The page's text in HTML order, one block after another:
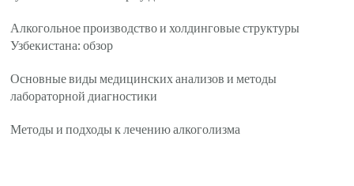
Алкогольное производство и холдинговые структуры
Узбекистана: обзор
Основные виды медицинских анализов и методы
лабораторной диагностики
Методы и подходы к лечению алкоголизма